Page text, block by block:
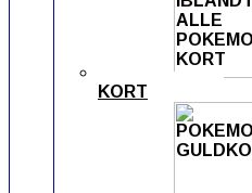
KORT